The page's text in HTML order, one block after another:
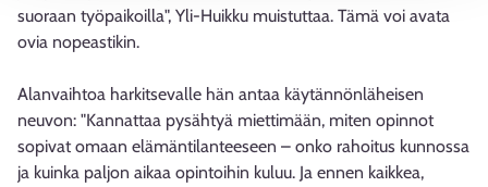
suoraan työpaikoilla", Yli-Huikku muistuttaa. Tämä voi avata
ovia nopeastikin.
Alanvaihtoa harkitsevalle hän antaa käytännönläheisen
neuvon: "Kannattaa pysähtyä miettimään, miten opinnot
sopivat omaan elämäntilanteeseen – onko rahoitus kunnossa
ja kuinka paljon aikaa opintoihin kuluu. Ja ennen kaikkea,